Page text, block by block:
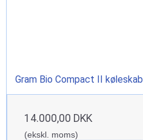
Gram Bio Compact II køleskab
14.000,00 DKK
(ekskl. moms)